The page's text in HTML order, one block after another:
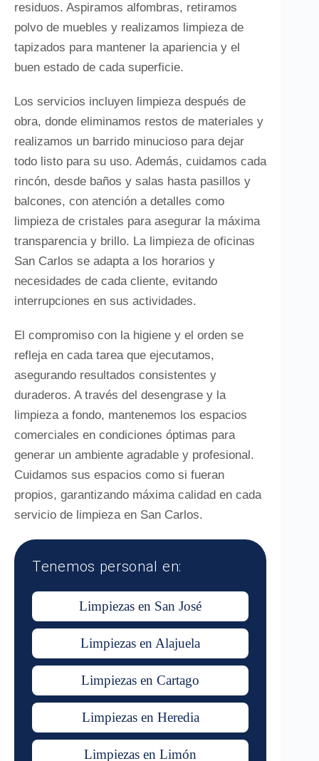
residuos. Aspiramos alfombras, retiramos
polvo de muebles y realizamos limpieza de
tapizados para mantener la apariencia y el
buen estado de cada superficie.
Los servicios incluyen limpieza después de
obra, donde eliminamos restos de materiales y
realizamos un barrido minucioso para dejar
todo listo para su uso. Además, cuidamos cada
rincón, desde baños y salas hasta pasillos y
balcones, con atención a detalles como
limpieza de cristales para asegurar la máxima
transparencia y brillo. La limpieza de oficinas
San Carlos se adapta a los horarios y
necesidades de cada cliente, evitando
interrupciones en sus actividades.
El compromiso con la higiene y el orden se
refleja en cada tarea que ejecutamos,
asegurando resultados consistentes y
duraderos. A través del desengrase y la
limpieza a fondo, mantenemos los espacios
comerciales en condiciones óptimas para
generar un ambiente agradable y profesional.
Cuidamos sus espacios como si fueran
propios, garantizando máxima calidad en cada
servicio de limpieza en San Carlos.
Tenemos personal en:
Limpiezas en San José
Limpiezas en Alajuela
Limpiezas en Cartago
Limpiezas en Heredia
Limpiezas en Limón